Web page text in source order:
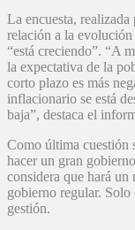
La encuesta,
relación a la
“está creciendo”. “A
la expectativa de la
corto plazo es más
inflacionario se está
baja”, destaca el
Como última cuestión
hacer un gran
considera que hará
gobierno regular.
gestión.